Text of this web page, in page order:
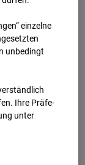
einzelne
unbedingt
Ihre Prä­fe­
unter